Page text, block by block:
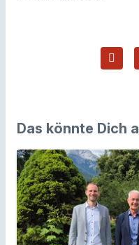
Das könnte Dich